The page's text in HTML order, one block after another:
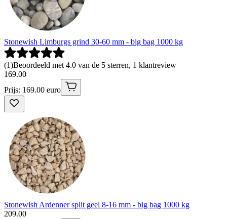
Stonewish Limburgs grind 30-60 mm - big bag 1000 kg
(1)Beoordeeld met 4.0 van de 5 sterren, 1 klantreview
169.00
Prijs: 169.00 euro
Stonewish Ardenner split geel 8-16 mm - big bag 1000 kg
209.00